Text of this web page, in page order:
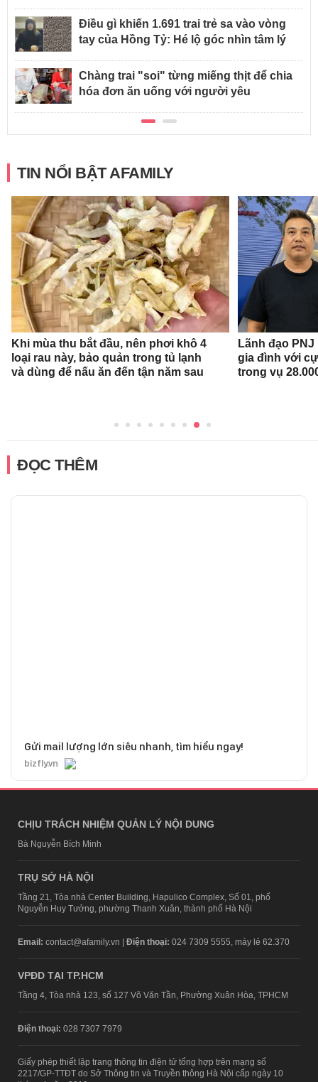
Điều gì khiến 1.691 trai trẻ sa vào vòng
tay của Hồng Tỷ: Hé lộ góc nhìn tâm lý
Chàng trai "soi" từng miếng thịt để chia
hóa đơn ăn uống với người yêu
TIN NỔI BẬT AFAMILY
Khi mùa thu bắt đầu, nên phơi khô 4
loại rau này, bảo quản trong tủ lạnh
và dùng để nấu ăn đến tận năm sau
Lãnh đạo
gia đình với
trong vụ
ĐỌC THÊM
Gửi mail lượng lớn siêu nhanh, tìm hiểu ngay!
bizfly.vn
CHỊU TRÁCH NHIỆM QUẢN LÝ NỘI DUNG
Bà Nguyễn Bích Minh
TRỤ SỞ HÀ NỘI
Tầng 21, Tòa nhà Center Building, Hapulico Complex, Số 01, phố
Nguyễn Huy Tưởng, phường Thanh Xuân, thành phố Hà Nội
Email: contact@afamily.vn | Điện thoại: 024 7309 5555, máy lẻ 62.370
VPĐD TẠI TP.HCM
Tầng 4, Tòa nhà 123, số 127 Võ Văn Tần, Phường Xuân Hòa, TPHCM
Điện thoại: 028 7307 7979
Giấy phép thiết lập trang thông tin điện tử tổng hợp trên mạng số
2217/GP-TTĐT do Sở Thông tin và Truyền thông Hà Nội cấp ngày 10